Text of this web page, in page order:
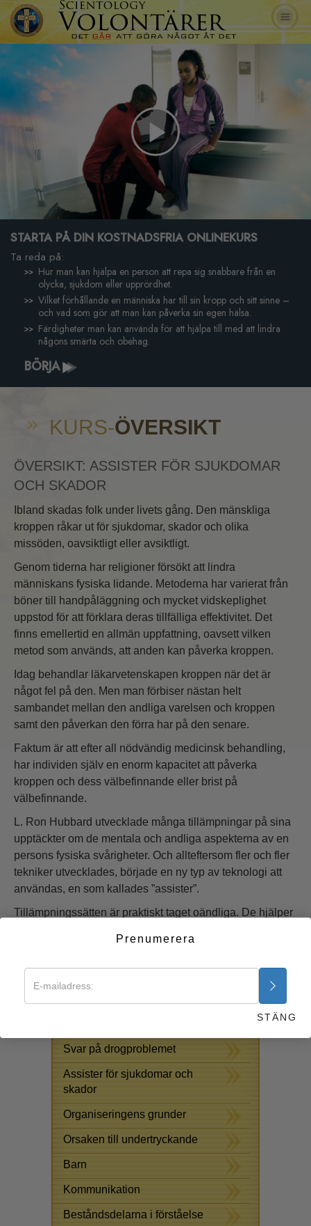
Play
Video
STARTA PÅ DIN KOSTNADSFRIA ONLINEKURS
Ta reda på:
Hur man kan hjälpa en person att repa sig snabbare från en
olycka, sjukdom eller upprördhet.
Vilket förhållande en människa har till sin kropp och sitt sinne –
och vad som gör att man kan påverka sin egen hälsa.
Färdigheter man kan använda för att hjälpa till med att lindra
någons smärta och obehag.
BÖRJA
KURS-ÖVERSIKT
ÖVERSIKT: ASSISTER FÖR SJUKDOMAR
OCH SKADOR
Ibland skadas folk under livets gång. Den mänskliga
kroppen råkar ut för sjukdomar, skador och olika
missöden, oavsiktligt eller avsiktligt.
Genom tiderna har religioner försökt att lindra
människans fysiska lidande. Metoderna har varierat från
böner till handpåläggning och mycket vidskeplighet
uppstod för att förklara deras tillfälliga effektivitet. Det
finns emellertid en allmän uppfattning, oavsett vilken
metod som används, att anden kan påverka kroppen.
Idag behandlar läkarvetenskapen kroppen när det är
något fel på den. Men man förbiser nästan helt
sambandet mellan den andliga varelsen och kroppen
samt den påverkan den förra har på den senare.
Faktum är att efter all nödvändig medicinsk behandling,
har individen själv en enorm kapacitet att påverka
kroppen och dess välbefinnande eller brist på
välbefinnande.
L. Ron Hubbard utvecklade många tillämpningar på sina
upptäckter om de mentala och andliga aspekterna av en
persons fysiska svårigheter. Och allteftersom fler och fler
tekniker utvecklades, började en ny typ av teknologi att
användas, en som kallades ”assister”.
Tillämpningssätten är praktiskt taget oändliga. De hjälper
massor av assister för många olika tillstånd och flera av
Börja nu >>
Svar på drogproblemet
Assister för sjukdomar och
skador
Organiseringens grunder
Orsaken till undertryckande
Barn
Kommunikation
Beståndsdelarna i förståelse
Prenumerera
STÄNG